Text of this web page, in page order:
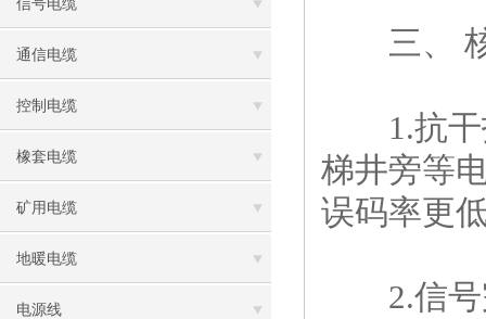
信号电缆
通信电缆
控制电缆
橡套电缆
矿用电缆
地暖电缆
电源线
三、 核
1.抗干扰
梯井旁等
误码率更
2.信号完